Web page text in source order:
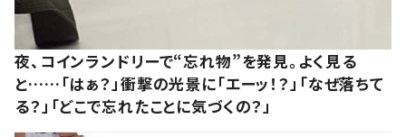
夜、コインランドリーで“忘れ物”を発見。よく見る
と……「はぁ？」衝撃の光景に「エーッ！？」「なぜ落ちて
る？」「どこで忘れたことに気づくの？」